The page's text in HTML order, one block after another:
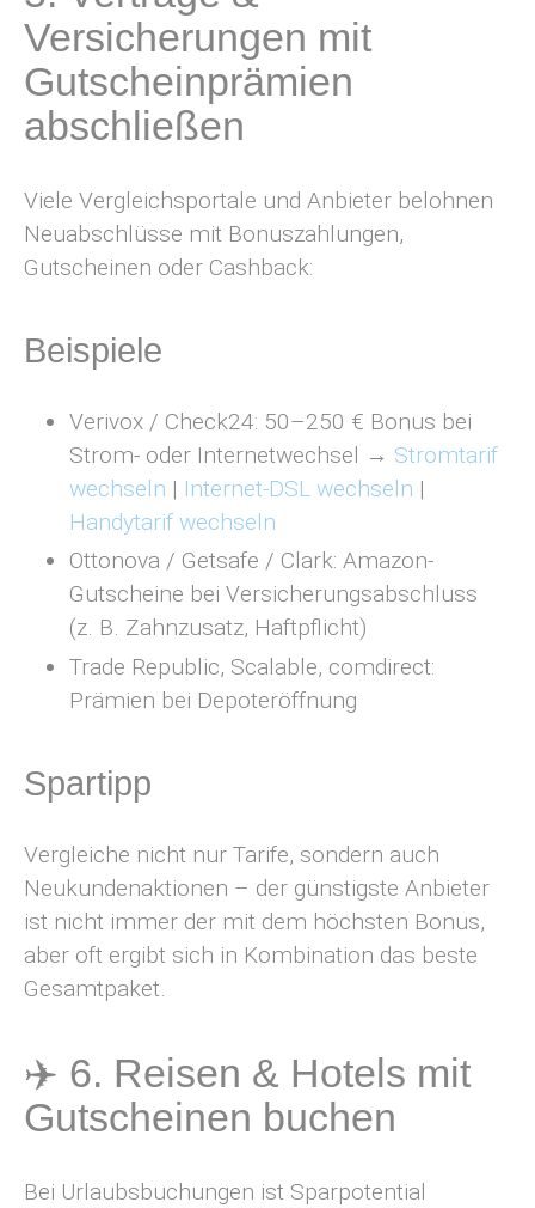
Versicherungen mit
Gutscheinprämien
abschließen
Viele Vergleichsportale und Anbieter belohnen
Neuabschlüsse mit Bonuszahlungen,
Gutscheinen oder Cashback:
Beispiele
Verivox / Check24: 50–250 € Bonus bei
Strom- oder Internetwechsel → Stromtarif
wechseln | Internet-DSL wechseln |
Handytarif wechseln
Ottonova / Getsafe / Clark: Amazon-
Gutscheine bei Versicherungsabschluss
(z. B. Zahnzusatz, Haftpflicht)
Trade Republic, Scalable, comdirect:
Prämien bei Depoteröffnung
Spartipp
Vergleiche nicht nur Tarife, sondern auch
Neukundenaktionen – der günstigste Anbieter
ist nicht immer der mit dem höchsten Bonus,
aber oft ergibt sich in Kombination das beste
Gesamtpaket.
✈️ 6. Reisen & Hotels mit
Gutscheinen buchen
Bei Urlaubsbuchungen ist Sparpotential